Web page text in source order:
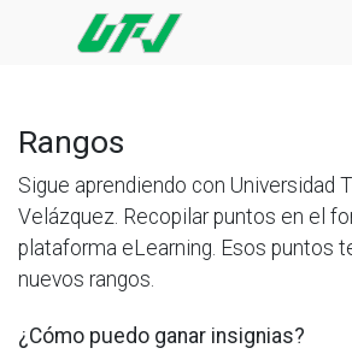
Rangos
Sigue aprendiendo con Universidad
Velázquez. Recopilar puntos en el
plataforma eLearning. Esos puntos
nuevos rangos.
¿Cómo puedo ganar insignias?